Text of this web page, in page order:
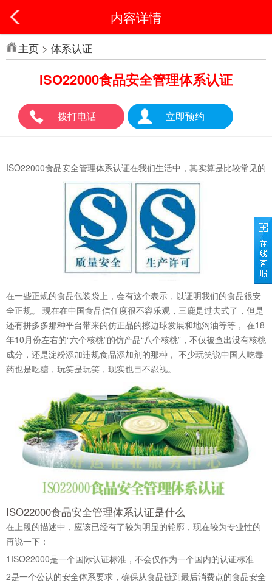
内容详情
主页 > 体系认证
ISO22000食品安全管理体系认证
拨打电话 立即预约
ISO22000食品安全管理体系认证在我们生活中，其实算是比较常见的
在一些正规的食品包装袋上，会有这个表示，以证明我们的食品很安
全正规。 现在在中国食品信任度很不容乐观，三鹿是过去式了，但是
还有拼多多那种平台带来的仿正品的擦边球发展和地沟油等等， 在18
年10月份左右的“六个核桃”的仿产品“八个核桃”，不仅被查出没有核桃
成分，还是淀粉添加违规食品添加剂的那种， 不少玩笑说中国人吃毒
药也是吃糖，玩笑是玩笑，现实也目不忍视。
ISO22000食品安全管理体系认证是什么
在上段的描述中，应该已经有了较为明显的轮廓，现在较为专业性的
再说一下：
1 ISO22000是一个国际认证标准，不会仅作为一个国内的认证标准
2是一个公认的安全体系要求，确保从食品链到最后消费点的食品安全